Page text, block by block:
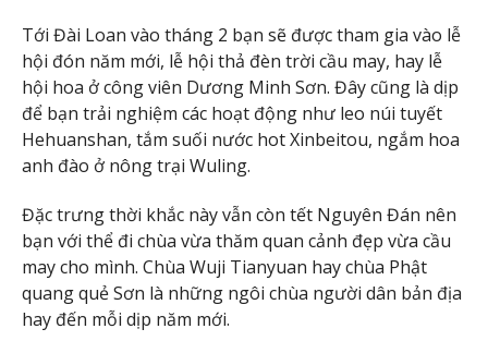
Tới Đài Loan vào tháng 2 bạn sẽ được tham gia vào lễ
hội đón năm mới, lễ hội thả đèn trời cầu may, hay lễ
hội hoa ở công viên Dương Minh Sơn. Đây cũng là dịp
để bạn trải nghiệm các hoạt động như leo núi tuyết
Hehuanshan, tắm suối nước hot Xinbeitou, ngắm hoa
anh đào ở nông trại Wuling.
Đặc trưng thời khắc này vẫn còn tết Nguyên Đán nên
bạn với thể đi chùa vừa thăm quan cảnh đẹp vừa cầu
may cho mình. Chùa Wuji Tianyuan hay chùa Phật
quang quẻ Sơn là những ngôi chùa người dân bản địa
hay đến mỗi dịp năm mới.